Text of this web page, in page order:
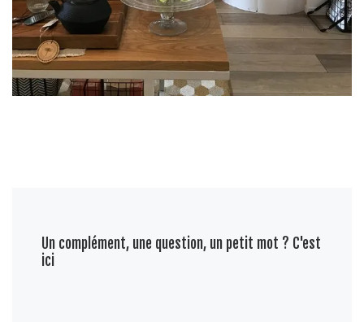
Un complément, une question, un petit mot ? C'est
ici